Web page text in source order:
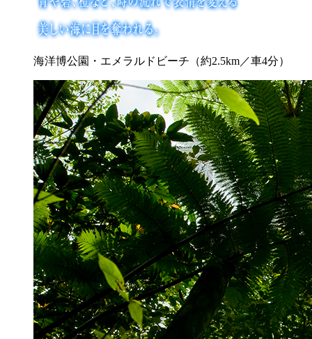
海洋博公園・エメラルドビーチ（約2.5km／車4分）